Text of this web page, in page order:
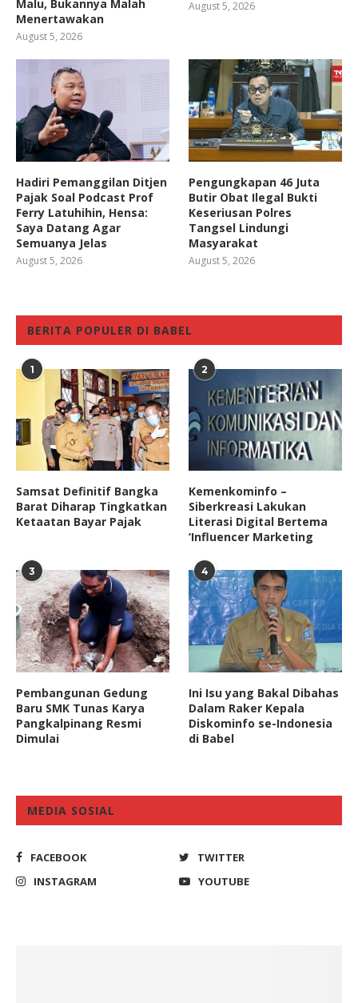
Malu, Bukannya Malah
Menertawakan
August 5, 2026
August 5, 2026
Hadiri Pemanggilan Ditjen
Pajak Soal Podcast Prof
Ferry Latuhihin, Hensa:
Saya Datang Agar
Semuanya Jelas
August 5, 2026
Pengungkapan 46 Juta
Butir Obat Ilegal Bukti
Keseriusan Polres
Tangsel Lindungi
Masyarakat
August 5, 2026
BERITA POPULER DI BABEL
1
Samsat Definitif Bangka
Barat Diharap Tingkatkan
Ketaatan Bayar Pajak
2
Kemenkominfo –
Siberkreasi Lakukan
Literasi Digital Bertema
‘Influencer Marketing
3
Pembangunan Gedung
Baru SMK Tunas Karya
Pangkalpinang Resmi
Dimulai
4
Ini Isu yang Bakal Dibahas
Dalam Raker Kepala
Diskominfo se-Indonesia
di Babel
MEDIA SOSIAL
FACEBOOK
TWITTER
INSTAGRAM
YOUTUBE